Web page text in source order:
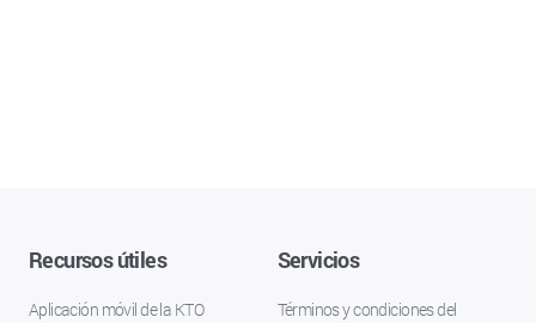
Recursos útiles
Aplicación móvil de la KTO
Servicios
Términos y condiciones del